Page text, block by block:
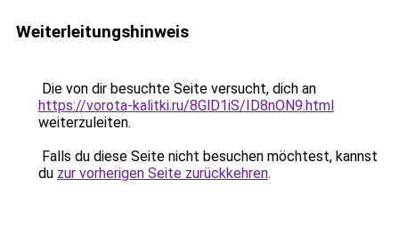
Weiterleitungshinweis
Die von dir besuchte Seite versucht, dich an
https://vorota-kalitki.ru/8GlD1iS/ID8nON9.html
weiterzuleiten.
Falls du diese Seite nicht besuchen möchtest, kannst
du zur vorherigen Seite zurückkehren.